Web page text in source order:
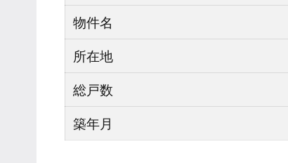
物件名
所在地
総戸数
築年月